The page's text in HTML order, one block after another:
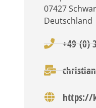
07427
Deutschland
+49 (0)
https://